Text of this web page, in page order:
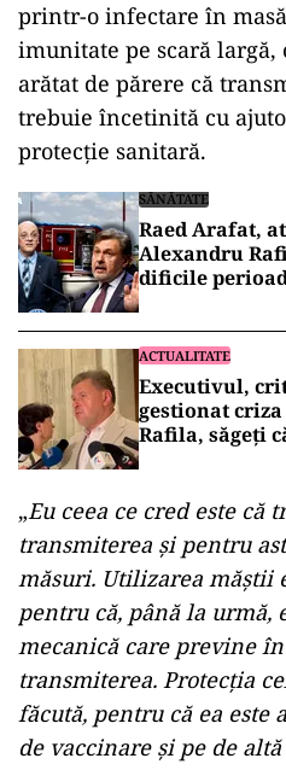
printr-o infectare în
imunitate pe scară largă,
arătat de părere că
trebuie încetinită cu
protecție sanitară.
SĂNĂTATE
Raed Arafat,
Alexandru
dificile
ACTUALITATE
Executivul,
gestionat
Rafila, săgeți
„Eu ceea ce cred este că
transmiterea şi pentru
măsuri. Utilizarea măştii
pentru că, până la urmă,
mecanică care previne
transmiterea. Protecţia
făcută, pentru că ea este
de vaccinare şi pe de